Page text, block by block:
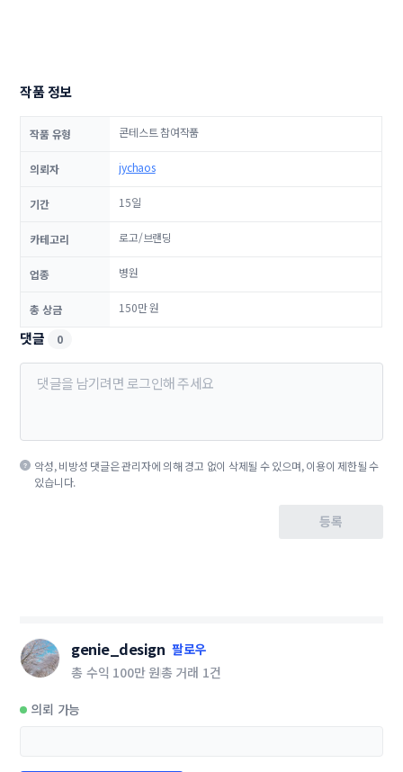
작품 정보
작품 유형 콘테스트 참여작품
의뢰자 jychaos
기간 15일
카테고리 로고/브랜딩
업종 병원
총 상금 150만 원
댓글 0
악성, 비방성 댓글은 관리자에 의해 경고 없이 삭제될 수 있으며, 이용이 제한될 수
있습니다.
등록
genie_design 팔로우
총 수익 100만 원총 거래 1건
의뢰 가능